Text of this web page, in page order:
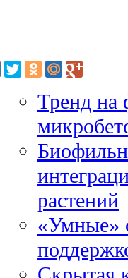
Тренд на
растений
«Умные»